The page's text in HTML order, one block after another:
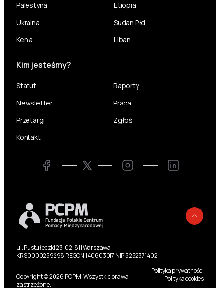
Palestyna
Ukraina
Kenia
Etiopia
Sudan Płd.
Liban
Kim jesteśmy?
Statut
Raporty
Newsletter
Praca
Przetargi
Zgłoś
Kontakt
Facebook Twitter Instagram LinkedIn
ul. Pustułeczki 23, 02-811 Warszawa
KRS 0000259298 REGON 140603017 NIP 5252371402
Copyright © 2026 PCPM. Wszystkie prawa
zastrzeżone.
Polityka prywatności
Polityka cookies